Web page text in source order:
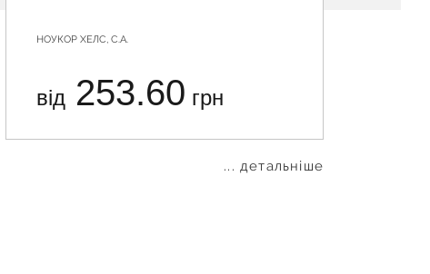
НОУКОР ХЕЛС, С.А.
від 253.60 грн
... детальніше